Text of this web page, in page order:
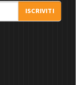
ISCRIVITI